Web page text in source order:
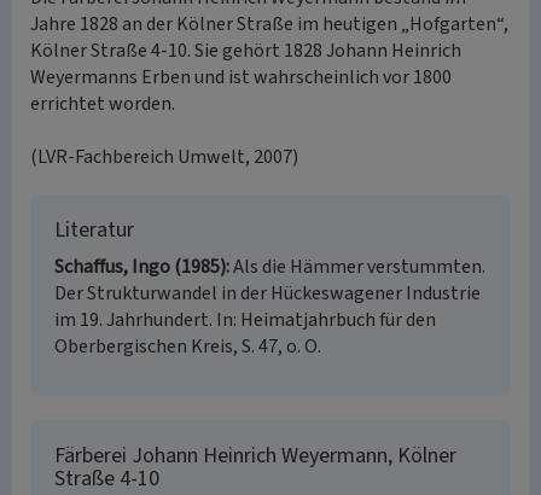
Jahre 1828 an der Kölner Straße im heutigen „Hofgarten“,
Kölner Straße 4-10. Sie gehört 1828 Johann Heinrich
Weyermanns Erben und ist wahrscheinlich vor 1800
errichtet worden.
(LVR-Fachbereich Umwelt, 2007)
Literatur
Schaffus, Ingo (1985) Als die Hämmer verstummten.
Der Strukturwandel in der Hückeswagener Industrie
im 19. Jahrhundert. In: Heimatjahrbuch für den
Oberbergischen Kreis, S. 47, o. O.
Färberei Johann Heinrich Weyermann, Kölner
Straße 4-10